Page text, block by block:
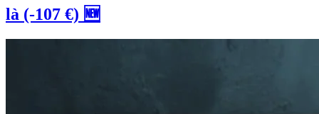
là (-107 €) 🆕